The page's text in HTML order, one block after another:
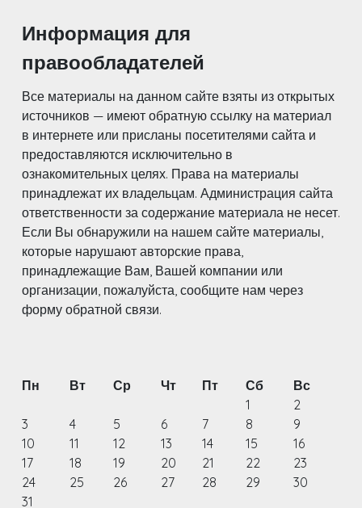
Информация для
правообладателей
Все материалы на данном сайте взяты из открытых
источников — имеют обратную ссылку на материал
в интернете или присланы посетителями сайта и
предоставляются исключительно в
ознакомительных целях. Права на материалы
принадлежат их владельцам. Администрация сайта
ответственности за содержание материала не несет.
Если Вы обнаружили на нашем сайте материалы,
которые нарушают авторские права,
принадлежащие Вам, Вашей компании или
организации, пожалуйста, сообщите нам через
форму обратной связи.
Пн Вт Ср Чт Пт Сб
Вс
1
2
3
4 5 6 7 8
9
10
11 12 13 14 15
16
17
18 19 20 21 22
23
24
25 26 27 28 29
30
31